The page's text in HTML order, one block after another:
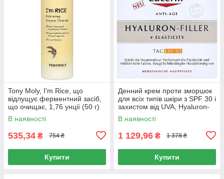
Tony Moly, I'm Rice, що
відлущує ферментний засіб,
що очищає, 1,76 унції (50 г)
В наявності
535,34 ₴ 754 ₴
Купити
Денний крем проти зморшок
для всіх типів шкіри з SPF 30 і
захистом від UVA, Hyaluron-
Filler + Elasticity Day SPF 30,
Eucerin, 50
В наявності
1 129,96 ₴ 1 378 ₴
Купити